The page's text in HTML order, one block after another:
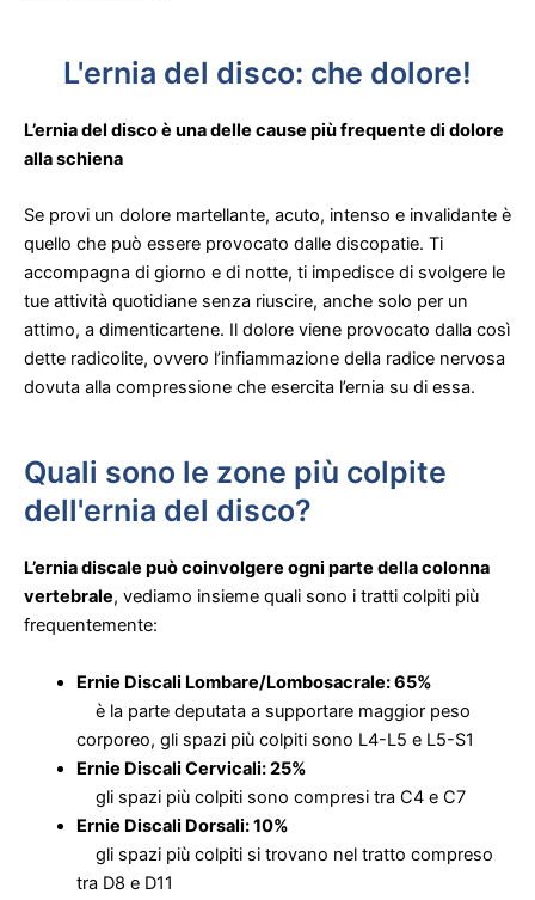
L'ernia del disco: che dolore!
L’ernia del disco è una delle cause più frequente di dolore
alla schiena
Se provi un dolore martellante, acuto, intenso e invalidante è
quello che può essere provocato dalle discopatie. Ti
accompagna di giorno e di notte, ti impedisce di svolgere le
tue attività quotidiane senza riuscire, anche solo per un
attimo, a dimenticartene. Il dolore viene provocato dalla così
dette radicolite, ovvero l’infiammazione della radice nervosa
dovuta alla compressione che esercita l’ernia su di essa.
Quali sono le zone più colpite
dell'ernia del disco?
L’ernia discale può coinvolgere ogni parte della colonna
vertebrale, vediamo insieme quali sono i tratti colpiti più
frequentemente:
Ernie Discali Lombare/Lombosacrale: 65%
è la parte deputata a supportare maggior peso
corporeo, gli spazi più colpiti sono L4-L5 e L5-S1
Ernie Discali Cervicali: 25%
gli spazi più colpiti sono compresi tra C4 e C7
Ernie Discali Dorsali: 10%
gli spazi più colpiti si trovano nel tratto compreso
tra D8 e D11